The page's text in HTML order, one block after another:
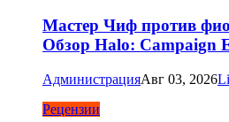
Мастер Чиф против
Обзор Halo: Campaign
АдминистрацияАвг 03, 2026
Рецензии